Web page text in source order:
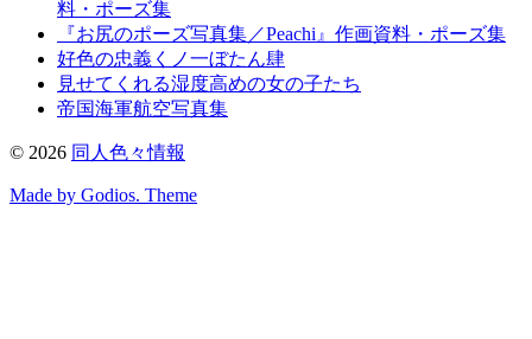
料・ポーズ集
『お尻のポーズ写真集／Peachi』作画資料・ポーズ集
好色の忠義くノ一ぼたん肆
見せてくれる湿度高めの女の子たち
帝国海軍航空写真集
© 2026 同人色々情報
Made by Godios. Theme